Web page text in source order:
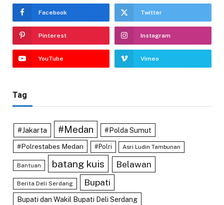
Facebook Twitter
Pinterest Instagram
YouTube Vimeo
Tag
#Jakarta #Medan #Polda Sumut
#Polrestabes Medan #Polri Asri Ludin Tambunan
Bantuan batang kuis Belawan
Berita Deli Serdang Bupati
Bupati dan Wakil Bupati Deli Serdang